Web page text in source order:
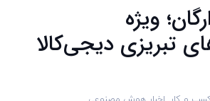
ویژه
تبریزی دیجی‌کالا